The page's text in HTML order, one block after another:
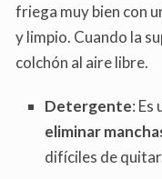
friega muy bien con
y limpio. Cuando la
colchón al aire libre.
Detergente: Es
eliminar
difíciles de